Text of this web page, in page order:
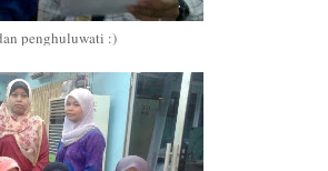
penghuluwati :)